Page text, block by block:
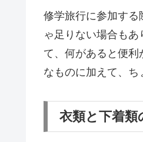
修学旅行に参加する
ゃ足りない場合も
て、何があると便
なものに加えて、ち
衣類と下着類